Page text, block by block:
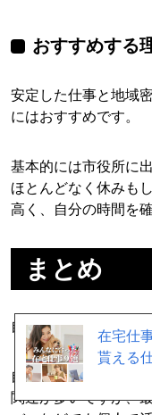
おすすめする
安定した仕事と地域
にはおすすめです。
基本的には市役所に
ほとんどなく休みも
高く、自分の時間を
まとめ
自由な仕事をランキ
自由な仕事となると
関連が多いですが、
在宅仕
貰える